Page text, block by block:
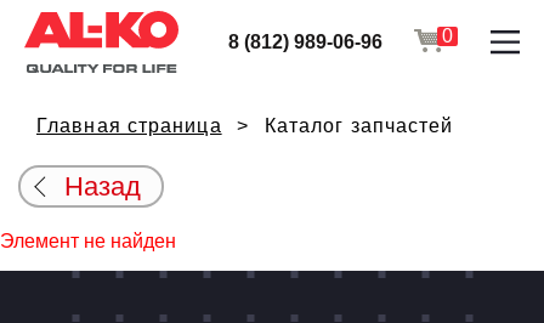
8 (812) 989-06-96 0
Главная страница Каталог запчастей
Назад
Элемент не найден